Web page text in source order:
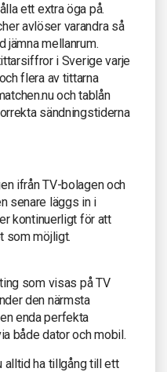
ett extra öga på.
avlöser varandra så
jämna mellanrum.
i Sverige varje
flera av tittarna
och tablån
sändningstiderna
ifrån TV-bolagen och
senare läggs in i
kontinuerligt för att
som möjligt.
som visas på TV
den närmsta
enda perfekta
både dator och mobil.
alltid ha tillgång till ett